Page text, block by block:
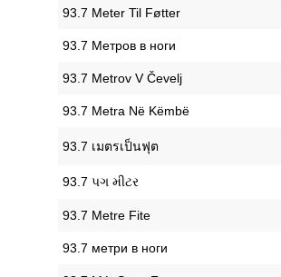
‎93.7 Meter Til Føtter
‎93.7 Метров в ноги
‎93.7 Metrov V Čevelj
‎93.7 Metra Në Këmbë
‎93.7 เมตรเป็นฟุต
‎93.7 પગ મીટર
‎93.7 Metre Fite
‎93.7 метри в ноги